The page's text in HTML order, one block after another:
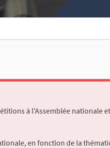
à l'Assemblée nationale
en fonction de la